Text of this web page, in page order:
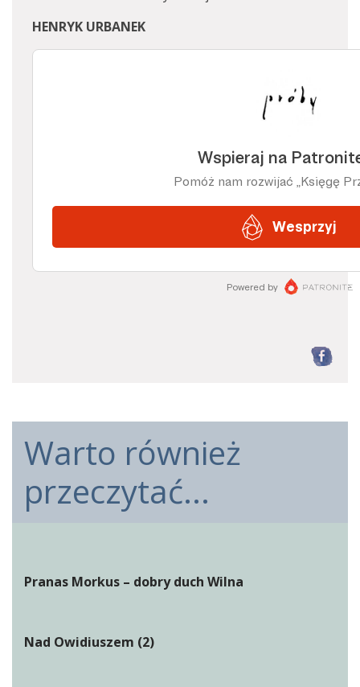
HENRYK URBANEK
Warto również
przeczytać...
Pranas Morkus – dobry duch Wilna
Nad Owidiuszem (2)